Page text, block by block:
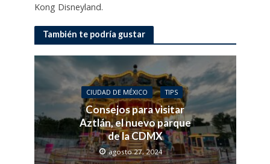
Kong Disneyland.
También te podría gustar
CIUDAD DE MÉXICO TIPS
Consejos para visitar
Aztlán, el nuevo parque
de la CDMX
agosto 27, 2024